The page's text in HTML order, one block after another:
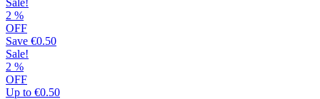
παραλλαγές.
να
2 %
OFF
Save €0.50
Sale!
2 %
OFF
Up to €0.50